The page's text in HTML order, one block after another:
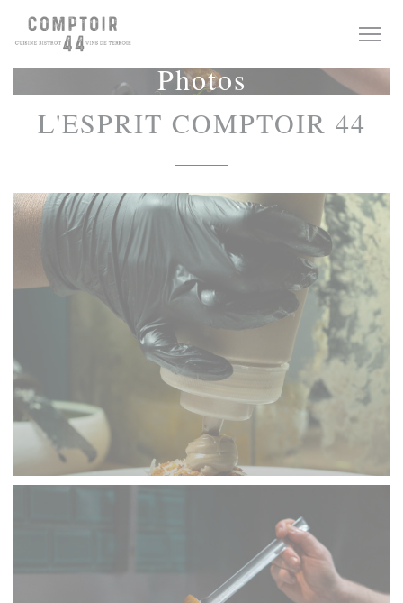
Personnalisation de vos choix en matière de cookies
Photos
L'ESPRIT COMPTOIR 44